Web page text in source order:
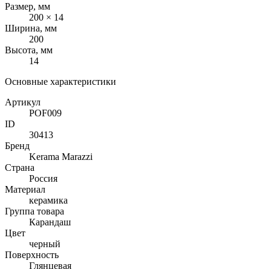
Размер, мм
200 × 14
Ширина, мм
200
Высота, мм
14
Основные характеристики
Артикул
POF009
ID
30413
Бренд
Kerama Marazzi
Страна
Россия
Материал
керамика
Группа товара
Карандаш
Цвет
черный
Поверхность
Глянцевая